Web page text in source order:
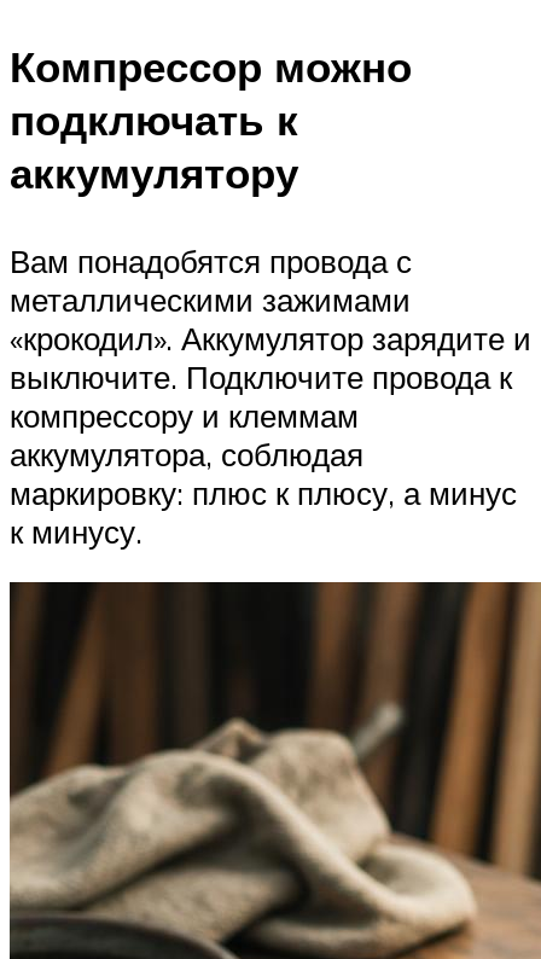
Компрессор можно
подключать к
аккумулятору
Вам понадобятся провода с
металлическими зажимами
«крокодил». Аккумулятор зарядите и
выключите. Подключите провода к
компрессору и клеммам
аккумулятора, соблюдая
маркировку: плюс к плюсу, а минус
к минусу.